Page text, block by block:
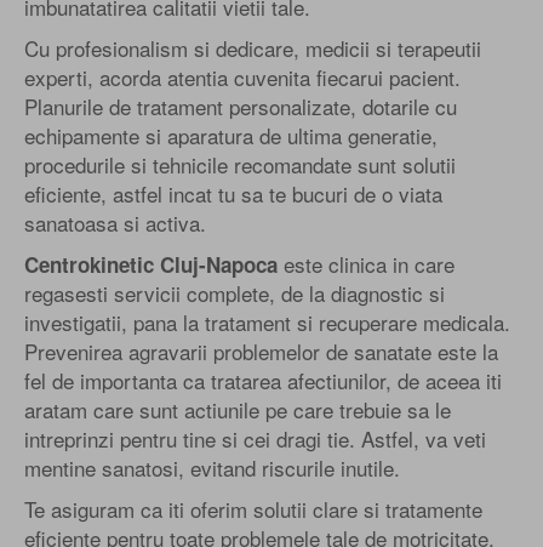
imbunatatirea calitatii vietii tale.
Cu profesionalism si dedicare, medicii si terapeutii
experti, acorda atentia cuvenita fiecarui pacient.
Planurile de tratament personalizate, dotarile cu
echipamente si aparatura de ultima generatie,
procedurile si tehnicile recomandate sunt solutii
eficiente, astfel incat tu sa te bucuri de o viata
sanatoasa si activa.
Centrokinetic Cluj-Napoca este clinica in care
regasesti servicii complete, de la diagnostic si
investigatii, pana la tratament si recuperare medicala.
Prevenirea agravarii problemelor de sanatate este la
fel de importanta ca tratarea afectiunilor, de aceea iti
aratam care sunt actiunile pe care trebuie sa le
intreprinzi pentru tine si cei dragi tie. Astfel, va veti
mentine sanatosi, evitand riscurile inutile.
Te asiguram ca iti oferim solutii clare si tratamente
eficiente pentru toate problemele tale de motricitate.